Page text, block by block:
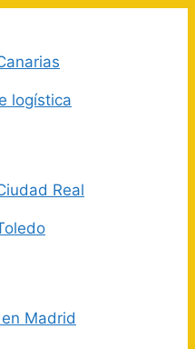
logística
Real
Madrid